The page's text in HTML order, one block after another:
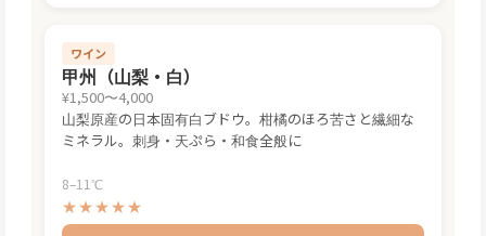
ワイン
甲州（山梨・白）
¥1,500〜4,000
山梨原産の日本固有白ブドウ。柑橘のほろ苦さと繊細な
ミネラル。刺身・天ぷら・和食全般に
8–11℃
★★★★★